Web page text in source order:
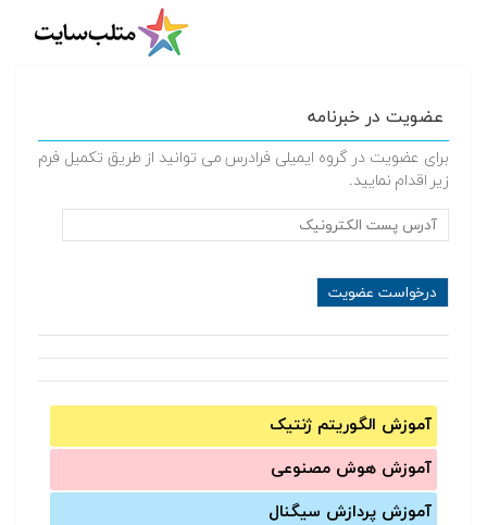
عضویت در خبرنامه
برای عضویت در گروه ایمیلی فرادرس می توانید از طریق تکمیل فرم
زیر اقدام نمایید.
آموزش الگوریتم ژنتیک
آموزش‌ هوش مصنوعی
آموزش‌ پردازش سیگنال